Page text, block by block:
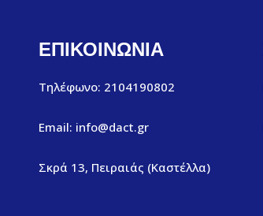
ΕΠΙΚΟΙΝΩΝΙΑ
Τηλέφωνο: 2104190802
Email: info@dact.gr
Σκρά 13, Πειραιάς (Καστέλλα)